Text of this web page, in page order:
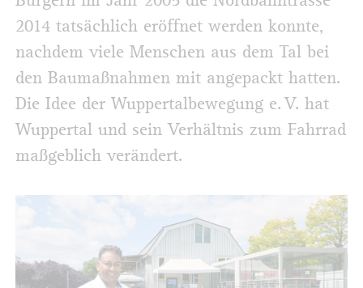
2014 tatsächlich eröffnet werden konnte,
nachdem viele Menschen aus dem Tal bei
den Baumaßnahmen mit angepackt hatten.
Die Idee der Wuppertalbewegung e. V. hat
Wuppertal und sein Verhältnis zum Fahrrad
maßgeblich verändert.